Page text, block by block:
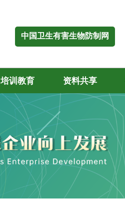
中国卫生有害生物防制网
培训教育 资料共享